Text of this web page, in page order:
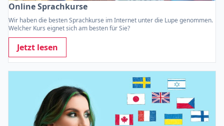
Online Sprachkurse
Wir haben die besten Sprachkurse im Internet unter die Lupe genommen.
Welcher Kurs eignet sich am besten für Sie?
Jetzt lesen